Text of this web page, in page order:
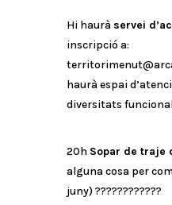
Hi haurà servei
inscripció a:
haurà espai
diversitats
20h Sopar de traje
alguna cosa per
juny) ????????????